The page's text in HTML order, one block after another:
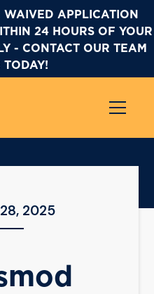
WAIVED APPLICATION
24 HOURS OF YOUR
- CONTACT OUR TEAM
TODAY!
2025